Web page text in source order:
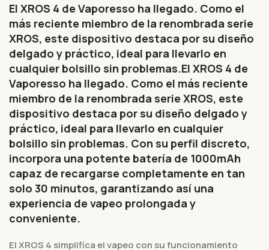
El XROS 4 de Vaporesso ha llegado. Como el
más reciente miembro de la renombrada serie
XROS, este dispositivo destaca por su diseño
delgado y práctico, ideal para llevarlo en
cualquier bolsillo sin problemas.El XROS 4 de
Vaporesso ha llegado. Como el más reciente
miembro de la renombrada serie XROS, este
dispositivo destaca por su diseño delgado y
práctico, ideal para llevarlo en cualquier
bolsillo sin problemas. Con su perfil discreto,
incorpora una potente batería de 1000mAh
capaz de recargarse completamente en tan
solo 30 minutos, garantizando así una
experiencia de vapeo prolongada y
conveniente.
El XROS 4 simplifica el vapeo con su funcionamiento